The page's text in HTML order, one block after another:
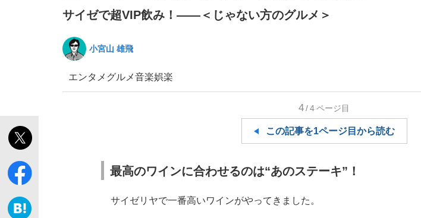
「目標達成できなかったからと言って…」サッカー日本代表・森保一監督...
もっと見る
もっと見る
サイゼで超VIP飲み！――＜じゃない方のグルメ＞
小宮山 雄飛
エンタメ グルメ音楽娯楽
4/4ページ目
この記事を1ページ目から読む
最高のワインに合わせるのは“あのステーキ”！
サイゼリヤで一番高いワインがやってきました。